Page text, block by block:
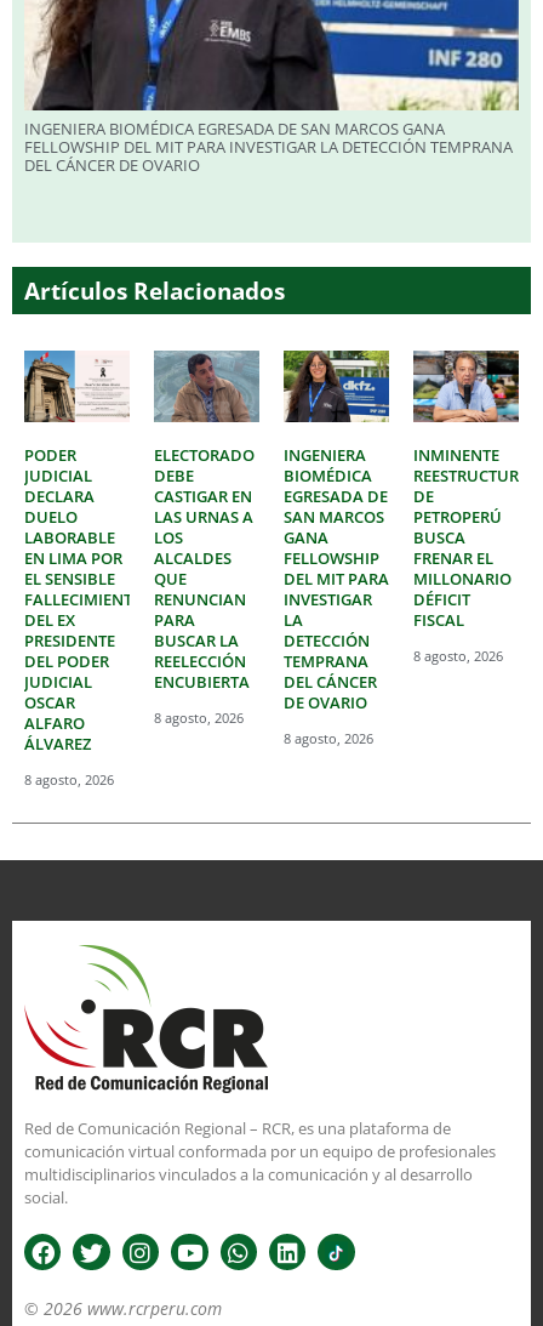
INGENIERA BIOMÉDICA EGRESADA DE SAN MARCOS GANA
FELLOWSHIP DEL MIT PARA INVESTIGAR LA DETECCIÓN TEMPRANA
DEL CÁNCER DE OVARIO
Artículos Relacionados
PODER
JUDICIAL
DECLARA
DUELO
LABORABLE
EN LIMA POR
EL SENSIBLE
FALLECIMIENTO
DEL EX
PRESIDENTE
DEL PODER
JUDICIAL
OSCAR
ALFARO
ÁLVAREZ
8 agosto, 2026
ELECTORADO
DEBE
CASTIGAR EN
LAS URNAS A
LOS
ALCALDES
QUE
RENUNCIAN
PARA
BUSCAR LA
REELECCIÓN
ENCUBIERTA
8 agosto, 2026
INGENIERA
BIOMÉDICA
EGRESADA DE
SAN MARCOS
GANA
FELLOWSHIP
DEL MIT PARA
INVESTIGAR
LA
DETECCIÓN
TEMPRANA
DEL CÁNCER
DE OVARIO
8 agosto, 2026
INMINENTE
DE
PETROPERÚ
BUSCA
FRENAR EL
MILLONARIO
DÉFICIT
FISCAL
8 agosto, 2026
Red de Comunicación Regional – RCR, es una plataforma de
comunicación virtual conformada por un equipo de profesionales
multidisciplinarios vinculados a la comunicación y al desarrollo
social.
© 2026 www.rcrperu.com